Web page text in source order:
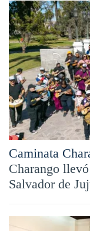
Caminata
Charango
Salvador de